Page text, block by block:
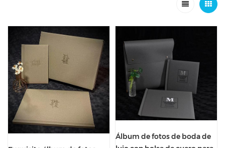
Álbum de fotos de boda de